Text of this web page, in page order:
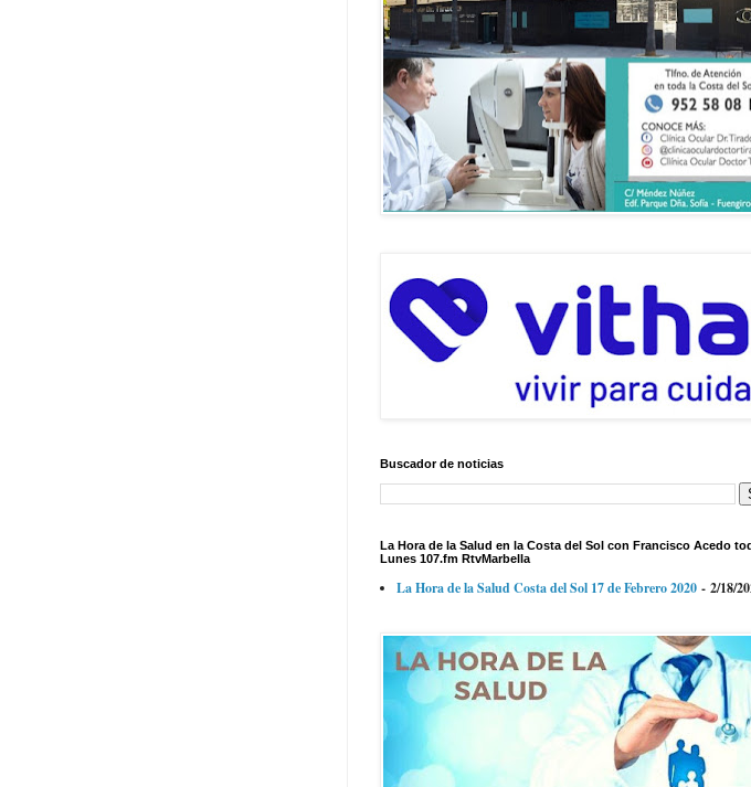
Buscador de noticias
La Hora de la Salud en la Costa del Sol con Francisco Acedo
Lunes 107.fm RtvMarbella
La Hora de la Salud Costa del Sol 17 de Febrero 2020 - 2/18/